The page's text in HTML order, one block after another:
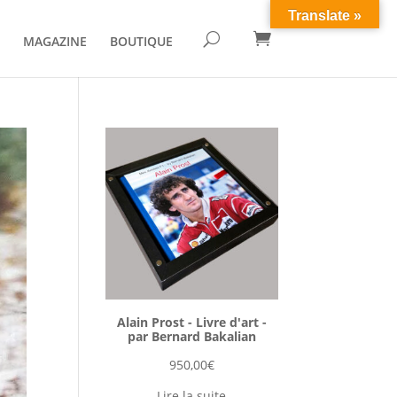
MAGAZINE BOUTIQUE U 
Alain Prost - Livre d'art -
par Bernard Bakalian
950,00€
Translate »